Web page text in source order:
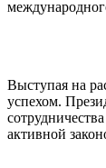
Выступая на
успехом.
активной